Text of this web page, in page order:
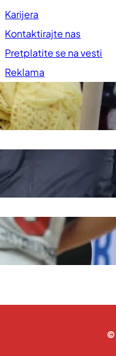
Karijera
Kontaktirajte nas
Pretplatite se na vesti
Reklama
Urednička politika
Pravila korišćenja
©